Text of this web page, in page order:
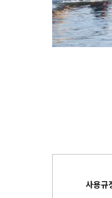
사용규